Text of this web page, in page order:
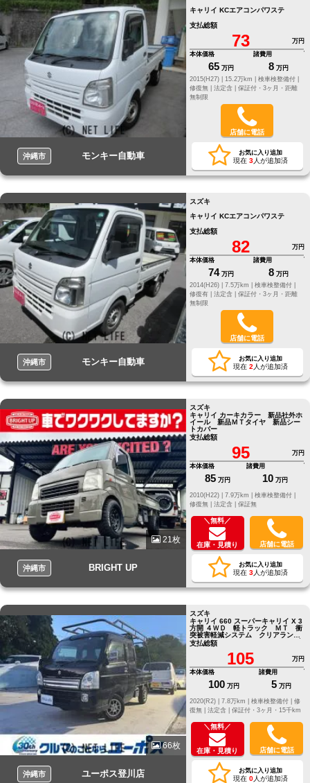
沖縄市 モンキー自動車
キャリイ KCエアコンパワステ
支払総額
73
万円
本体価格
65 万円
諸費用
8 万円
2015(H27) |
15.2万km |
検車検整備付 |
修復無 | 法定含 | 保証付・3ヶ月・距離
無制限
店舗に電話
お気に入り追加
現在 3人が追加済
沖縄市 モンキー自動車
スズキ
キャリイ KCエアコンパワステ
支払総額
82
万円
本体価格
74 万円
諸費用
8 万円
2014(H26) |
7.5万km |
検車検整備付 |
修復有 | 法定含 | 保証付・3ヶ月・距離
無制限
店舗に電話
お気に入り追加
現在 2 人が追加済
21枚
沖縄市 BRIGHT UP
スズキ
キャリイ カーキカラー 新品社外ホ
イール 新品ＭＴタイヤ 新品シー
トカバー
支払総額
95
万円
本体価格
85 万円
諸費用
10 万円
修復無 | 法定含 | 保証無
＼無料／
在庫・見積り 店舗に電話
お気に入り追加
現在 3人が追加済
66枚
沖縄市 ユーポス登川店
スズキ
キャリイ 660 スーパーキャリイ X 3
方開 ４ＷＤ 軽トラック ＭＴ 衝
突被害軽減システム クリアランス
ソナー レーンアシスト ドライブ
レコーダ
支払総額
105
万円
本体価格
100 万円
諸費用
5 万円
修
復無 | 法定含 | 保証付・3ヶ月・15千km
＼無料／
在庫・見積り 店舗に電話
お気に入り追加
現在 0人が追加済